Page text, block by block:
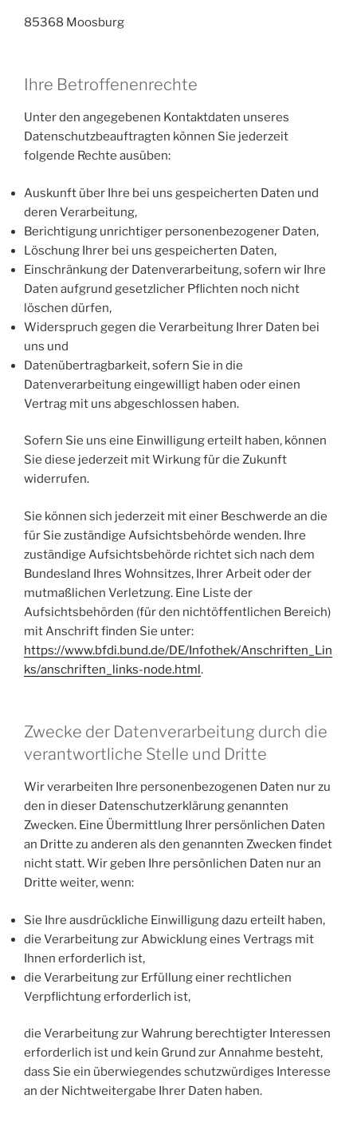
85368 Moosburg
Ihre Betroffenenrechte
Unter den angegebenen Kontaktdaten unseres
Datenschutzbeauftragten können Sie jederzeit
folgende Rechte ausüben:
Auskunft über Ihre bei uns gespeicherten Daten und
deren Verarbeitung,
Berichtigung unrichtiger personenbezogener Daten,
Löschung Ihrer bei uns gespeicherten Daten,
Einschränkung der Datenverarbeitung, sofern wir Ihre
Daten aufgrund gesetzlicher Pflichten noch nicht
löschen dürfen,
Widerspruch gegen die Verarbeitung Ihrer Daten bei
uns und
Datenübertragbarkeit, sofern Sie in die
Datenverarbeitung eingewilligt haben oder einen
Vertrag mit uns abgeschlossen haben.
Sofern Sie uns eine Einwilligung erteilt haben, können
Sie diese jederzeit mit Wirkung für die Zukunft
widerrufen.
Sie können sich jederzeit mit einer Beschwerde an die
für Sie zuständige Aufsichtsbehörde wenden. Ihre
zuständige Aufsichtsbehörde richtet sich nach dem
Bundesland Ihres Wohnsitzes, Ihrer Arbeit oder der
mutmaßlichen Verletzung. Eine Liste der
Aufsichtsbehörden (für den nichtöffentlichen Bereich)
mit Anschrift finden Sie unter:
https://www.bfdi.bund.de/DE/Infothek/Anschriften_Lin
ks/anschriften_links-node.html.
Zwecke der Datenverarbeitung durch die
verantwortliche Stelle und Dritte
Wir verarbeiten Ihre personenbezogenen Daten nur zu
den in dieser Datenschutzerklärung genannten
Zwecken. Eine Übermittlung Ihrer persönlichen Daten
an Dritte zu anderen als den genannten Zwecken findet
nicht statt. Wir geben Ihre persönlichen Daten nur an
Dritte weiter, wenn:
Sie Ihre ausdrückliche Einwilligung dazu erteilt haben,
die Verarbeitung zur Abwicklung eines Vertrags mit
Ihnen erforderlich ist,
die Verarbeitung zur Erfüllung einer rechtlichen
Verpflichtung erforderlich ist,
die Verarbeitung zur Wahrung berechtigter Interessen
erforderlich ist und kein Grund zur Annahme besteht,
dass Sie ein überwiegendes schutzwürdiges Interesse
an der Nichtweitergabe Ihrer Daten haben.